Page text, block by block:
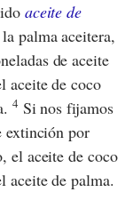
aceite de
palma aceitera,
de aceite
aceite de coco
4 Si nos fijamos
extinción por
el aceite de coco
aceite de palma.